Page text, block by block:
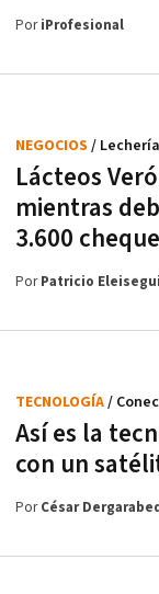
PoriProfesional
Lácteos
mientras
3.600
NEGOCIOS / Lechería
PorPatricio Eleisegui
Así es la
con un
TECNOLOGÍA/
PorCésar